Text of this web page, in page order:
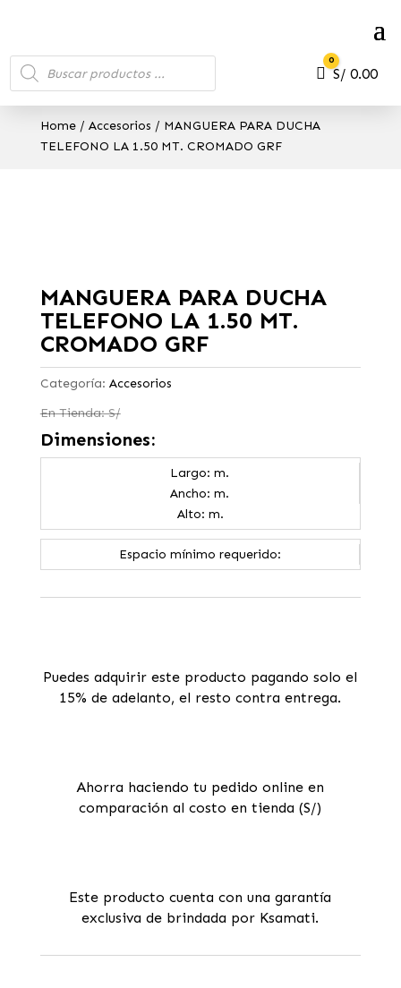
Búsqueda
de
productos
Carro
0
S/0.00
Home/ Accesorios / MANGUERA PARA DUCHA
TELEFONO LA 1.50 MT. CROMADO GRF
MANGUERA PARA DUCHA
TELEFONO LA 1.50 MT.
CROMADO GRF
Categoría: Accesorios
En Tienda: S/
Dimensiones:
Largo: m.
Ancho: m.
Alto: m.
Espacio mínimo requerido:
Puedes adquirir este producto pagando solo el
15% de adelanto, el resto contra entrega.
Ahorra haciendo tu pedido online en
comparación al costo en tienda (S/)
Este producto cuenta con una garantía
exclusiva de brindada por Ksamati.